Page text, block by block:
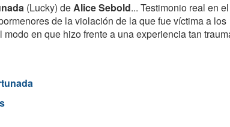
(Lucky) deAlice Sebold... Testimonio real en
de la violación de la que fue víctima a los
en que hizo frente a una experiencia tan